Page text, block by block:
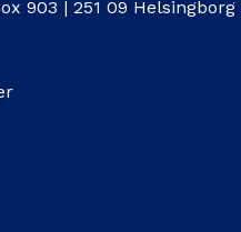
903 | 251 09 Helsingborg